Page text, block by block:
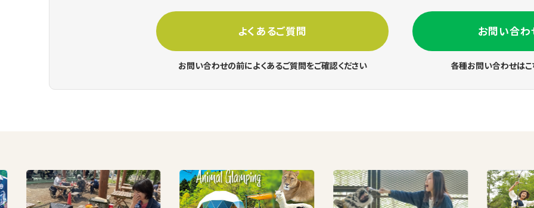
よくあるご質問
お問い合わせの前によくあるご質問をご確認ください
お問い合わ
各種お問い合わせはこ